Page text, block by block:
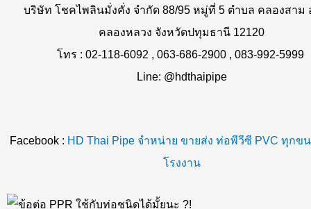
บริษัท โชคไพลินมั่งคั่ง จำกัด 88/95 หมู่ที่ 5 ตำบล คลองสาม
คลองหลวง จังหวัดปทุมธานี 12120
โทร : 02-118-6092 , 063-686-2900 , 083-992-5999
Line: @hdthaipipe
Facebook : HD Thai Pipe จำหน่าย ขายส่ง ท่อพีวีซี PVC ทุกข
โรงงาน